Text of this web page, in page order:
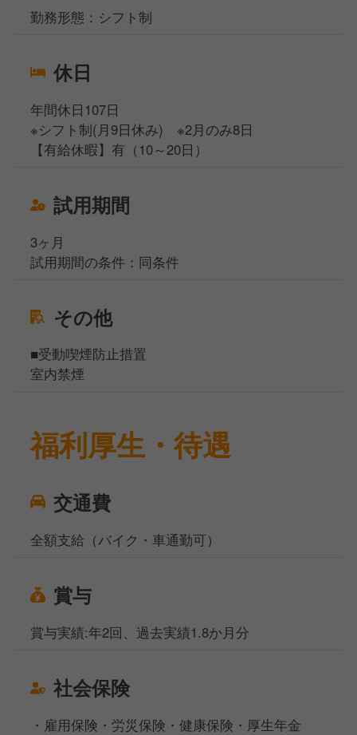
勤務形態：シフト制
休日
年間休日107日
※シフト制(月9日休み) ※2月のみ8日
【有給休暇】有（10～20日）
試用期間
3ヶ月
試用期間の条件：同条件
その他
■受動喫煙防止措置
室内禁煙
福利厚生・待遇
交通費
全額支給（バイク・車通勤可）
賞与
賞与実績:年2回、過去実績1.8か月分
社会保険
・雇用保険・労災保険・健康保険・厚生年金